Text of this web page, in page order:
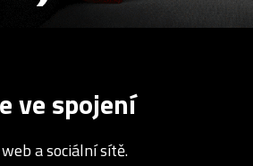
ve spojení
a sociální sítě.